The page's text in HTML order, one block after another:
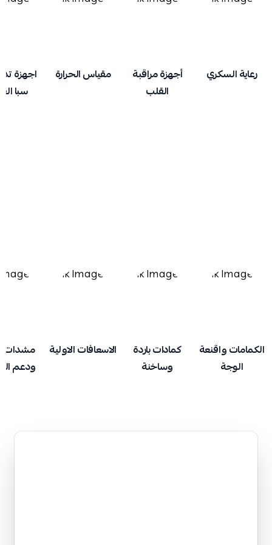
رعاية السكري
أجهزة مراقبة
القلب
مقياس الحرارة
اجهزة
سبا
الكمامات واقنعة
الوجة
كمادات باردة
وساخنة
الاسعافات الاولية
مشدات
ودعم